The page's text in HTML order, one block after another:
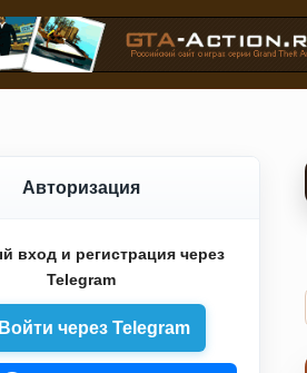
Авторизация
вход и регистрация через
Telegram
через Telegram